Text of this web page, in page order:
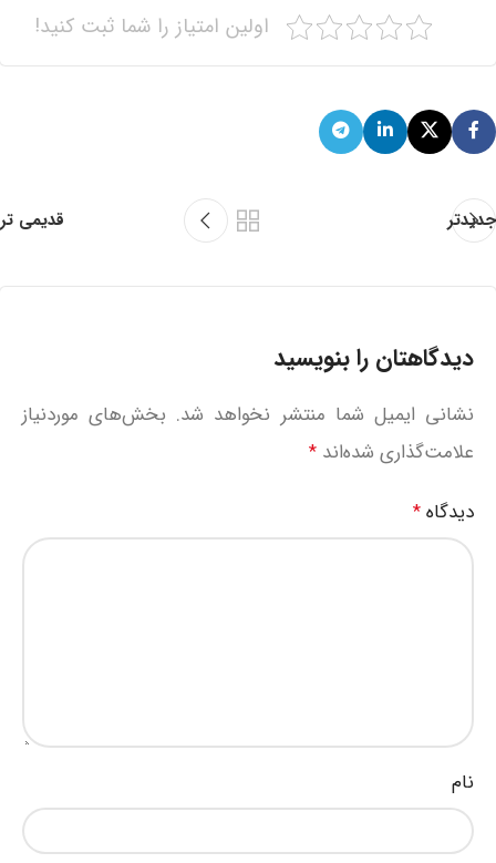
اولین امتیاز را شما ثبت کنید!
جدیدتر قدیمی تر
دیدگاهتان را بنویسید
نشانی ایمیل شما منتشر نخواهد شد. بخش‌های موردنیاز
علامت‌گذاری شده‌اند *
دیدگاه *
نام